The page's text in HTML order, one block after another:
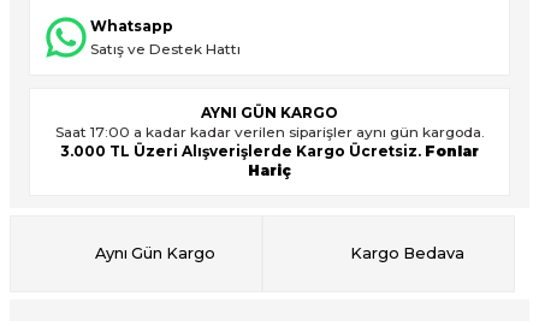
Whatsapp
Satış ve Destek Hattı
AYNI GÜN KARGO
Saat 17:00 a kadar kadar verilen siparişler aynı gün kargoda.
3.000 TL Üzeri Alışverişlerde Kargo Ücretsiz. Fonlar
Hariç
Aynı Gün Kargo Kargo Bedava